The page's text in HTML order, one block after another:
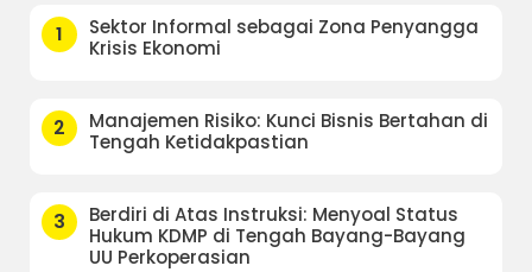
1
Sektor Informal sebagai Zona Penyangga
Krisis Ekonomi
2
Manajemen Risiko: Kunci Bisnis Bertahan di
Tengah Ketidakpastian
3
Berdiri di Atas Instruksi: Menyoal Status
Hukum KDMP di Tengah Bayang-Bayang
UU Perkoperasian